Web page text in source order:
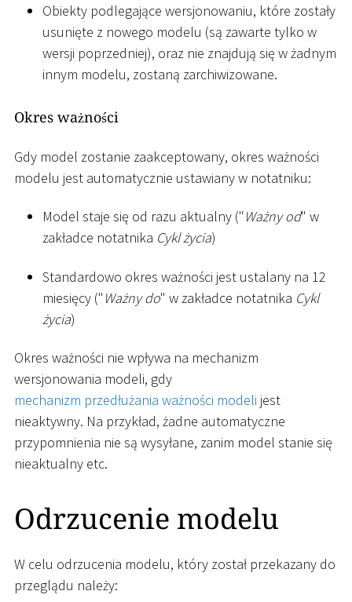
Obiekty podlegające wersjonowaniu, które zostały
usunięte z nowego modelu (są zawarte tylko w
wersji poprzedniej), oraz nie znajdują się w żadnym
innym modelu, zostaną zarchiwizowane.
Okres ważności
Gdy model zostanie zaakceptowany, okres ważności
modelu jest automatycznie ustawiany w notatniku:
Model staje się od razu aktualny (" Ważny od" w
zakładce notatnika Cykl życia)
Standardowo okres ważności jest ustalany na 12
miesięcy (" Ważny do" w zakładce notatnika Cykl
życia)
Okres ważności nie wpływa na mechanizm
wersjonowania modeli, gdy
mechanizm przedłużania ważności modeli jest
nieaktywny. Na przykład, żadne automatyczne
przypomnienia nie są wysyłane, zanim model stanie się
nieaktualny etc.
Odrzucenie modelu
W celu odrzucenia modelu, który został przekazany do
przeglądu należy: